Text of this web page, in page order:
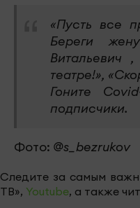
«Пусть все
Береги
Витальевич
театре!»,
Гоните
подписчики.
Фото: @s_bezrukov
Следите за самым
ТВ», Youtube, а также